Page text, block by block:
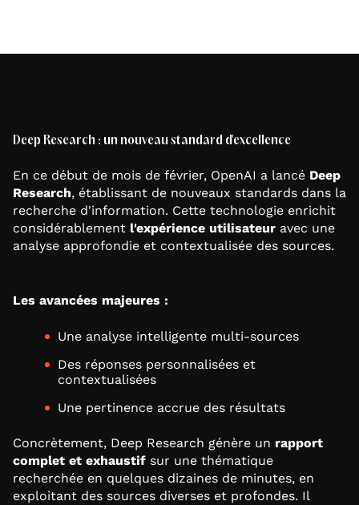
Deep Research : un nouveau standard d'excellence
En ce début de mois de février, OpenAI a lancé Deep
Research, établissant de nouveaux standards dans la
recherche d'information. Cette technologie enrichit
considérablement l'expérience utilisateur avec une
analyse approfondie et contextualisée des sources.
Les avancées majeures :
Une analyse intelligente multi-sources
Des réponses personnalisées et
contextualisées
Une pertinence accrue des résultats
Concrètement, Deep Research génère un rapport
complet et exhaustif sur une thématique
recherchée en quelques dizaines de minutes, en
exploitant des sources diverses et profondes. Il